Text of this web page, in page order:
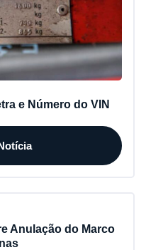
e Número do VIN
Anulação do Marco